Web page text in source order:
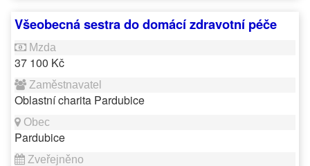
Všeobecná sestra do domácí zdravotní péče
37 100 Kč
Oblastní charita Pardubice
Pardubice